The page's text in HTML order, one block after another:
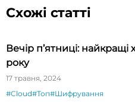
Схожі статті
Вечір п’ятниці:
року
17 травня, 2024
#Cloud#Топ#Шифрування